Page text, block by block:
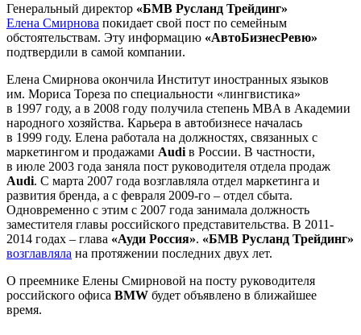
Генеральный директор «БМВ Русланд Трейдинг»
Елена Смирнова покидает свой пост по семейным
обстоятельствам. Эту информацию «АвтоБизнесРевю»
подтвердили в самой компании.
Елена Смирнова окончила Институт иностранных языков
им. Мориса Тореза по специальности «лингвистика»
в 1997 году, а в 2008 году получила степень MBA в Академии
народного хозяйства. Карьера в автобизнесе началась
в 1999 году. Елена работала на должностях, связанных с
маркетингом и продажами Audi в России. В частности,
в июле 2003 года заняла пост руководителя отдела продаж
Audi. С марта 2007 года возглавляла отдел маркетинга и
развития бренда, а с февраля 2009-го – отдел сбыта.
Одновременно с этим с 2007 года занимала должность
заместителя главы российского представительства. В 2011-
2014 годах – глава «Ауди Россия». «БМВ Русланд Трейдинг»
возглавляла на протяжении последних двух лет.
О преемнике Елены Смирновой на посту руководителя
российского офиса BMW будет объявлено в ближайшее
время.